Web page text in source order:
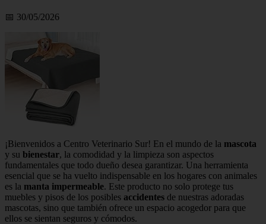
📅 30/05/2026
¡Bienvenidos a Centro Veterinario Sur! En el mundo de la mascota
y su bienestar, la comodidad y la limpieza son aspectos
fundamentales que todo dueño desea garantizar. Una herramienta
esencial que se ha vuelto indispensable en los hogares con animales
es la manta impermeable. Este producto no solo protege tus
muebles y pisos de los posibles accidentes de nuestras adoradas
mascotas, sino que también ofrece un espacio acogedor para que
ellos se sientan seguros y cómodos.